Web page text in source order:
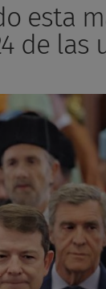
esta
de las